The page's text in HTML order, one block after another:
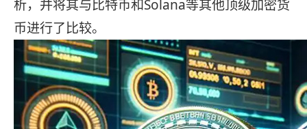
析，并将其与比特币和Solana等其他顶级加密货
币进行了比较。